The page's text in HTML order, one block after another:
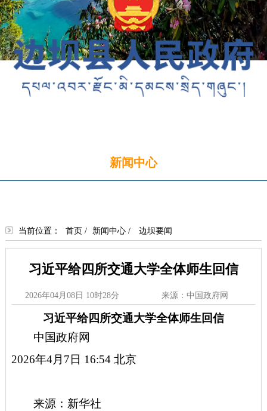
新闻中心
当前位置： 首页 / 新闻中心/ 边坝要闻
习近平给四所交通大学全体师生回信
2026年04月08日 10时28分 来源：中国政府网
习近平给四所交通大学全体师生回信
中国政府网
2026年4月7日 16:54 北京
来源：新华社